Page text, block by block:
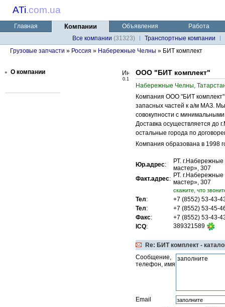
ATi.com.ua
Главная Компании Объявления
Работа
Все компании (31323)
Транспортные компании
Грузовые запчасти » Россия » Набережные Челны » БИТ комплект
• О компании
0.1
ООО "БИТ комплект"
Набережные Челны,
Компания ООО "БИТ
запасных частей к а/м МАЗ.
совокупности с
Доставка осуществляется до
остальные города по
Компания образована в 1998
Юр.адрес:
РТ.
мастер», 307
Факт.адрес: РТ.
мастер», 307
cкажите, что
Тел:
+7 (8552) 53-43-
Тел:
+7 (8552) 53-45-
Факс:
+7 (8552) 53-43-
ICQ: 389321589
Re: БИТ комплект -
Сообщение,
телефон, имя
Email